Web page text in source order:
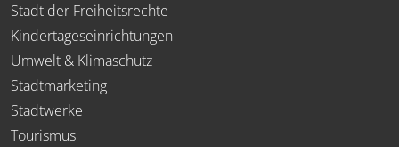
Stadt der Freiheitsrechte
Kindertageseinrichtungen
Umwelt & Klimaschutz
Stadtmarketing
Stadtwerke
Tourismus